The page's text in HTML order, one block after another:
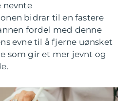
nevnte
bidrar til en fastere
fordel med denne
evne til å fjerne uønsket
som gir et mer jevnt og